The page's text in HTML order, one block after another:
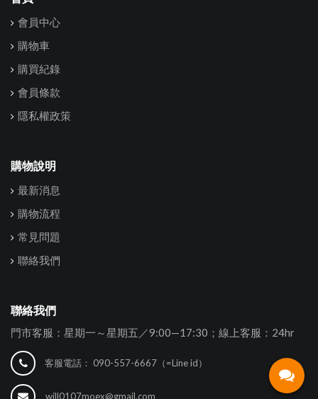
會員中心
購物車
購買紀錄
會員條款
隱私權政策
購物說明
最新消息
購物流程
常見問題
聯絡我們
聯絡我們
門市客服：星期一～星期五／9:00—17:30；線上客服：24hr
客服電話： 090-557-6667（=Line id）
will0107moex@gmail.com